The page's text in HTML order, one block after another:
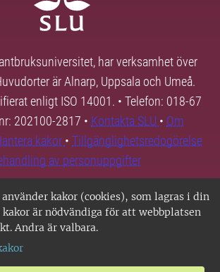
kakor (cookies), som lagras i din
kakor är nödvändiga för att webbplatsen
Andra är valbara.
har verksamhet över
är Alnarp, Uppsala och Umeå.
enligt ISO 14001. • Telefon: 018-67
202100-2817 • Kontakta SLU • Om
kakor • Tillgänglighetsredogörelse
av personuppgifter